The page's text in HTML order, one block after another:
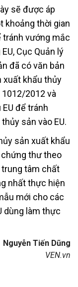
sẽ được áp
khoảng thời gian
vướng mắc
Cục Quản lý
đã có văn bản
xuất khẩu thủy
1012/2012 và
để tránh
sản vào EU.
sản xuất khẩu
thư theo
tâm chất
nhất thực hiện
mới cho các
dùng làm thực
Nguyễn Tiến Dũng
VEN.vn